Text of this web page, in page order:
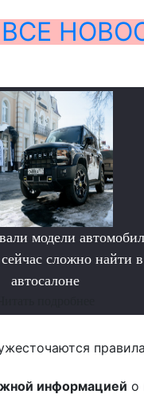
ВСЕ
модели
сложно найти в
автосалоне
информацией о